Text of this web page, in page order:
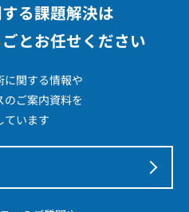
る課題解決は
とお任せください
に関する情報や
のご案内資料を
ています